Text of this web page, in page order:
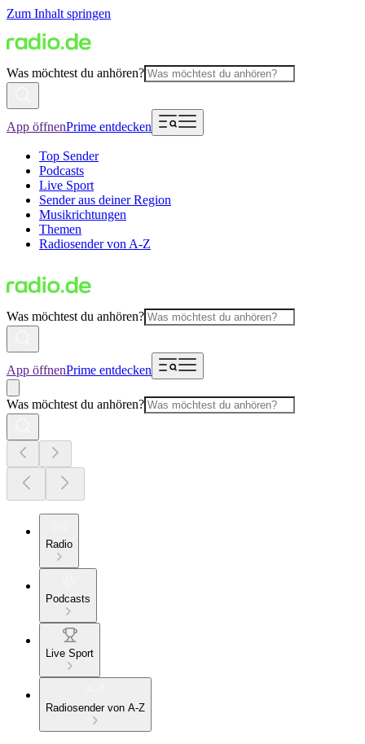
Zum Inhalt springen
Was möchtest du anhören?
App öffnenPrime entdecken
Top Sender
Podcasts
Live Sport
Sender aus deiner Region
Musikrichtungen
Themen
Radiosender von A-Z
Was möchtest du anhören?
App öffnenPrime entdecken
Was möchtest du anhören?
Radio
Podcasts
Live Sport
Radiosender von A-Z